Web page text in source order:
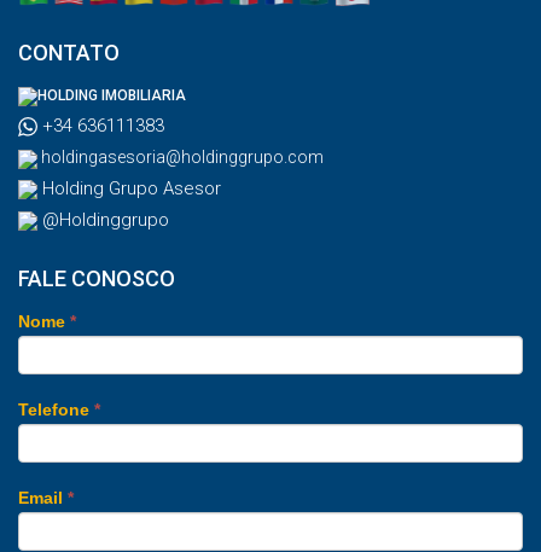
CONTATO
HOLDING IMOBILIARIA
+34 636111383
holdingasesoria@holdinggrupo.com
Holding Grupo Asesor
@Holdinggrupo
FALE CONOSCO
Nome *
Telefone *
Email *